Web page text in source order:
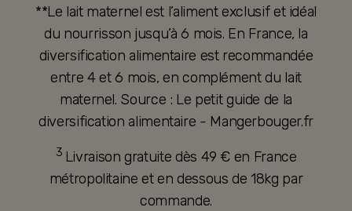
**Le lait maternel est l’aliment exclusif et idéal
du nourrisson jusqu’à 6 mois. En France, la
diversification alimentaire est recommandée
entre 4 et 6 mois, en complément du lait
maternel. Source : Le petit guide de la
diversification alimentaire - Mangerbouger.fr
3 Livraison gratuite dès 49 € en France
métropolitaine et en dessous de 18kg par
commande.